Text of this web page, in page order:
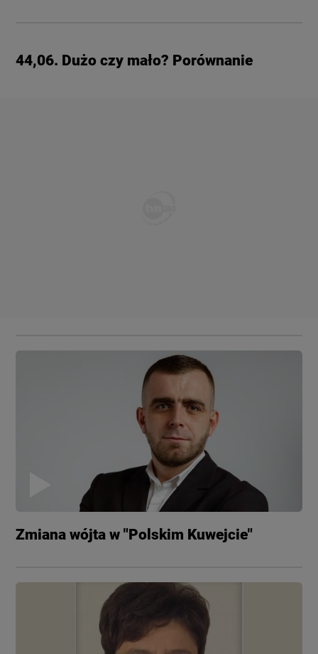
44,06. Dużo czy mało? Porównanie
Zmiana wójta w "Polskim Kuwejcie"